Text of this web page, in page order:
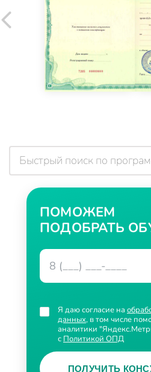
ПОМОЖЕМ
ПОДОБРАТЬ
Я даю согласие на
данных, в том числе
аналитики
с Политикой ОПД
ПОЛУЧИТЬ